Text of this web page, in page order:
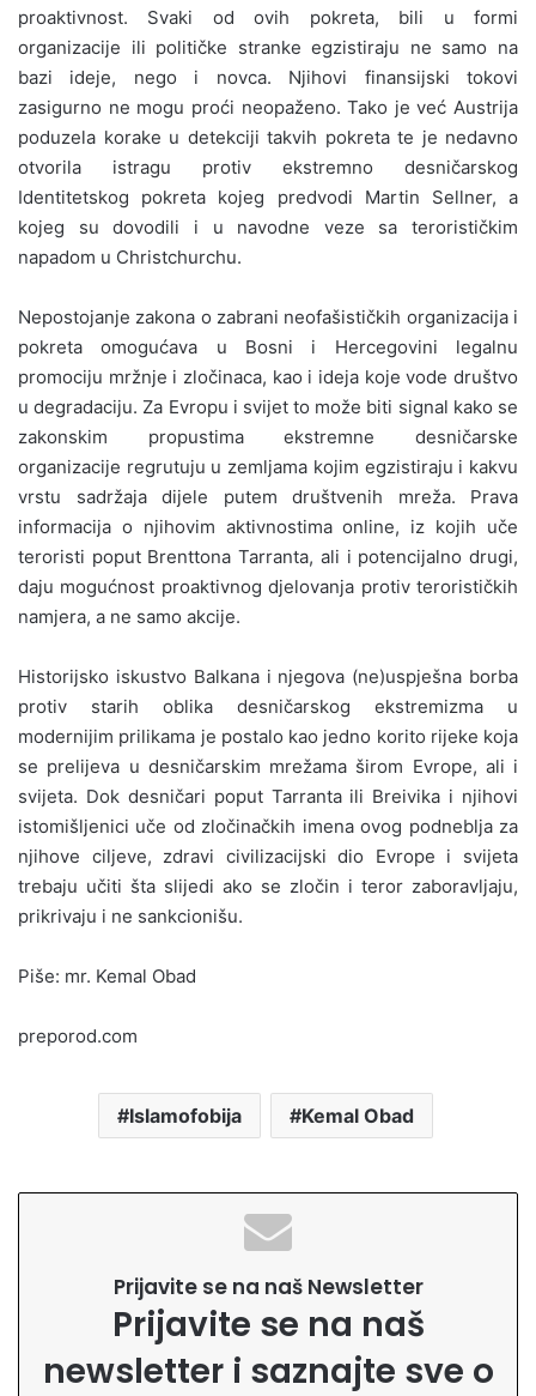
proaktivnost. Svaki od ovih pokreta, bili u formi
organizacije ili političke stranke egzistiraju ne samo na
bazi ideje, nego i novca. Njihovi finansijski tokovi
zasigurno ne mogu proći neopaženo. Tako je već Austrija
poduzela korake u detekciji takvih pokreta te je nedavno
otvorila istragu protiv ekstremno desničarskog
Identitetskog pokreta kojeg predvodi Martin Sellner, a
kojeg su dovodili i u navodne veze sa terorističkim
napadom u Christchurchu.
Nepostojanje zakona o zabrani neofašističkih organizacija i
pokreta omogućava u Bosni i Hercegovini legalnu
promociju mržnje i zločinaca, kao i ideja koje vode društvo
u degradaciju. Za Evropu i svijet to može biti signal kako se
zakonskim propustima ekstremne desničarske
organizacije regrutuju u zemljama kojim egzistiraju i kakvu
vrstu sadržaja dijele putem društvenih mreža. Prava
informacija o njihovim aktivnostima online, iz kojih uče
teroristi poput Brenttona Tarranta, ali i potencijalno drugi,
daju mogućnost proaktivnog djelovanja protiv terorističkih
namjera, a ne samo akcije.
Historijsko iskustvo Balkana i njegova (ne)uspješna borba
protiv starih oblika desničarskog ekstremizma u
modernijim prilikama je postalo kao jedno korito rijeke koja
se prelijeva u desničarskim mrežama širom Evrope, ali i
svijeta. Dok desničari poput Tarranta ili Breivika i njihovi
istomišljenici uče od zločinačkih imena ovog podneblja za
njihove ciljeve, zdravi civilizacijski dio Evrope i svijeta
trebaju učiti šta slijedi ako se zločin i teror zaboravljaju,
prikrivaju i ne sankcionišu.
Piše: mr. Kemal Obad
preporod.com
Islamofobija Kemal Obad
Prijavite se na naš Newsletter
Prijavite se na naš
newsletter i saznajte sve o